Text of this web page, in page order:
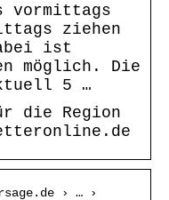
vormittags
ziehen
ist
möglich. Die
5 …
die Region
› … ›